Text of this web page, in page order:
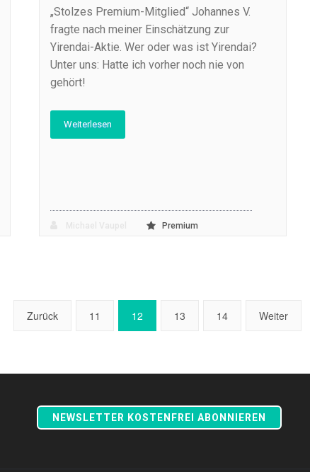
„Stolzes Premium-Mitglied“ Johannes V.
fragte nach meiner Einschätzung zur
Yirendai-Aktie. Wer oder was ist Yirendai?
Unter uns: Hatte ich vorher noch nie von
gehört!
Weiterlesen
Premium
Zurück 11 12 13 14 Weiter
NEWSLETTER KOSTENFREI ABONNIEREN